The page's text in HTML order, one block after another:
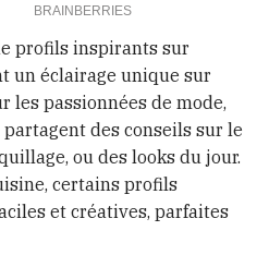
profils inspirants sur
un éclairage unique sur
les passionnées de mode,
des conseils sur le
ou des looks du jour.
certains profils
et créatives, parfaites